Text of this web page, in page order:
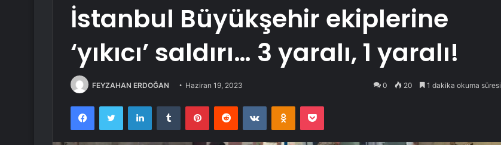
İstanbul Büyükşehir ekiplerine
‘yıkıcı’ saldırı… 3 yaralı, 1 yaralı!
FEYZAHAN ERDOĞAN Haziran 19, 2023 0 20 1 dakika okuma süresi
FacebookTwitter LinkedInTumblr PinterestReddit VKontakteOdnoklassniki
Pocket